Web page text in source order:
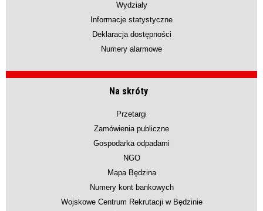
Wydziały
Informacje statystyczne
Deklaracja dostępności
Numery alarmowe
Na skróty
Przetargi
Zamówienia publiczne
Gospodarka odpadami
NGO
Mapa Będzina
Numery kont bankowych
Wojskowe Centrum Rekrutacji w Będzinie